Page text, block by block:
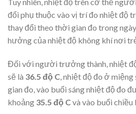
đổi phụ thuộc vào vị trí đo nhiệt độ
thay đổi theo thời gian đo trong
hưởng của nhiệt độ không khí nơi
Đối với người trưởng thành, nhiệt
sẽ là 36.5 độ C , nhiệt độ đo ở
gian đo, vào buổi sáng nhiệt độ đo
khoảng 35.5 độ Cvà vào buổi chiều